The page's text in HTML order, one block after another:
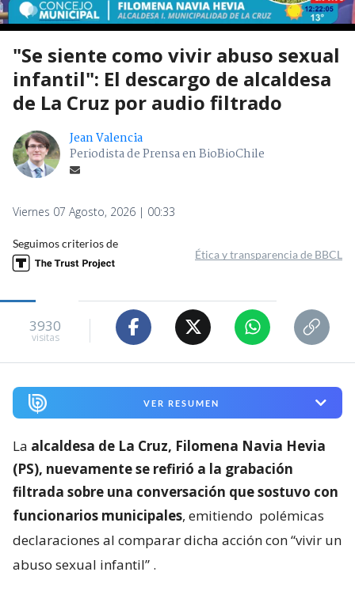
"Se siente como vivir abuso sexual
infantil": El descargo de alcaldesa
de La Cruz por audio filtrado
Jean Valencia
Periodista de Prensa en BioBioChile
Viernes 07 Agosto, 2026 | 00:33
Seguimos criterios de
Ética y transparencia de BBCL
3930
visitas
VER RESUMEN
La alcaldesa de La Cruz, Filomena Navia Hevia
(PS), nuevamente se refirió a la grabación
filtrada sobre una conversación que sostuvo con
funcionarios municipales, emitiendo polémicas
declaraciones al comparar dicha acción con “vivir un
abuso sexual infantil” .